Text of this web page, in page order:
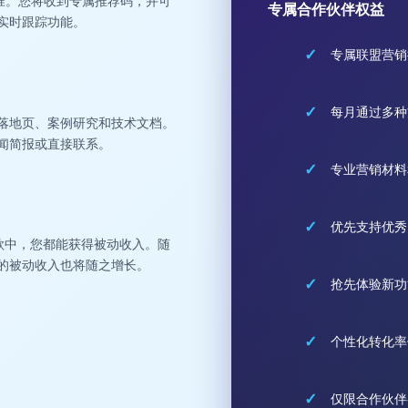
跟踪功能。
页、案例研究和技术文档。
报或直接联系。
，您都能获得被动收入。随
动收入也将随之增长。
专属合作伙伴权益
✓ 专属联盟营
✓ 每月通过多
✓ 专业营销材
✓ 优先支持优
✓ 抢先体验新
✓ 个性化转化
✓ 仅限合作伙